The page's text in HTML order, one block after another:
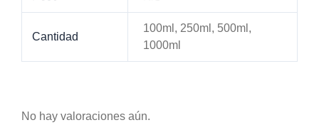
Cantidad
100ml, 250ml, 500ml,
1000ml
No hay valoraciones aún.